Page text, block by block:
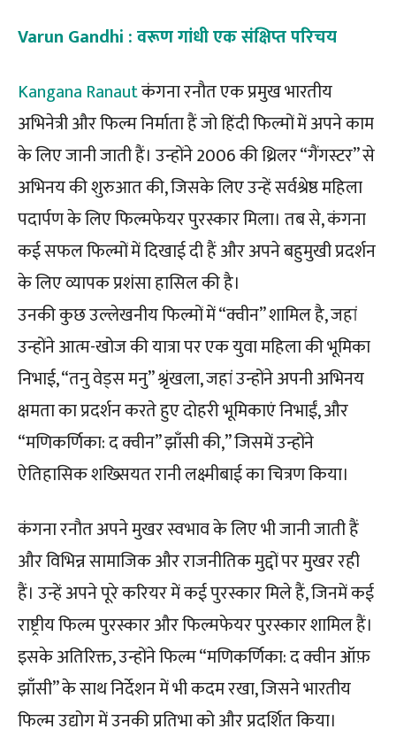
Varun Gandhi : वरूण गांधी एक संक्षिप्त परिचय
Kangana Ranautकंगना रनौत एक प्रमुख भारतीय
अभिनेत्री और फिल्म निर्माता हैं जो हिंदी फिल्मों में अपने काम
के लिए जानी जाती हैं। उन्होंने 2006 की थ्रिलर “गैंगस्टर” से
अभिनय की शुरुआत की, जिसके लिए उन्हें सर्वश्रेष्ठ महिला
पदार्पण के लिए फिल्मफेयर पुरस्कार मिला। तब से, कंगना
कई सफल फिल्मों में दिखाई दी हैं और अपने बहुमुखी प्रदर्शन
के लिए व्यापक प्रशंसा हासिल की है।
उनकी कुछ उल्लेखनीय फिल्मों में “क्वीन” शामिल है, जहां
उन्होंने आत्म-खोज की यात्रा पर एक युवा महिला की भूमिका
निभाई, “तनु वेड्स मनु” श्रृंखला, जहां उन्होंने अपनी अभिनय
क्षमता का प्रदर्शन करते हुए दोहरी भूमिकाएं निभाईं, और
“मणिकर्णिका: द क्वीन” झाँसी की,” जिसमें उन्होंने
ऐतिहासिक शख्सियत रानी लक्ष्मीबाई का चित्रण किया।
कंगना रनौत अपने मुखर स्वभाव के लिए भी जानी जाती हैं
और विभिन्न सामाजिक और राजनीतिक मुद्दों पर मुखर रही
हैं। उन्हें अपने पूरे करियर में कई पुरस्कार मिले हैं, जिनमें कई
राष्ट्रीय फिल्म पुरस्कार और फिल्मफेयर पुरस्कार शामिल हैं।
इसके अतिरिक्त, उन्होंने फिल्म “मणिकर्णिका: द क्वीन ऑफ़
झाँसी” के साथ निर्देशन में भी कदम रखा, जिसने भारतीय
फिल्म उद्योग में उनकी प्रतिभा को और प्रदर्शित किया।